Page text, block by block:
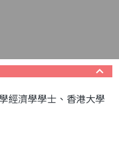
經濟學學士、香港大學